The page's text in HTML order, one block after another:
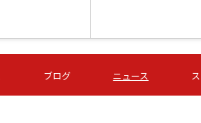
16節 09/05 (土) 16:00
ＡＧＦ
-
いちご
-
ブログ ニュース